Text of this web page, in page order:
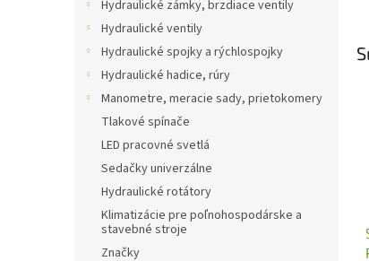
Hydraulické zámky, brzdiace ventily
Hydraulické ventily
Hydraulické spojky a rýchlospojky
Hydraulické hadice, rúry
Manometre, meracie sady, prietokomery
Tlakové spínače
LED pracovné svetlá
Sedačky univerzálne
Hydraulické rotátory
Klimatizácie pre poľnohospodárske a
stavebné stroje
Značky